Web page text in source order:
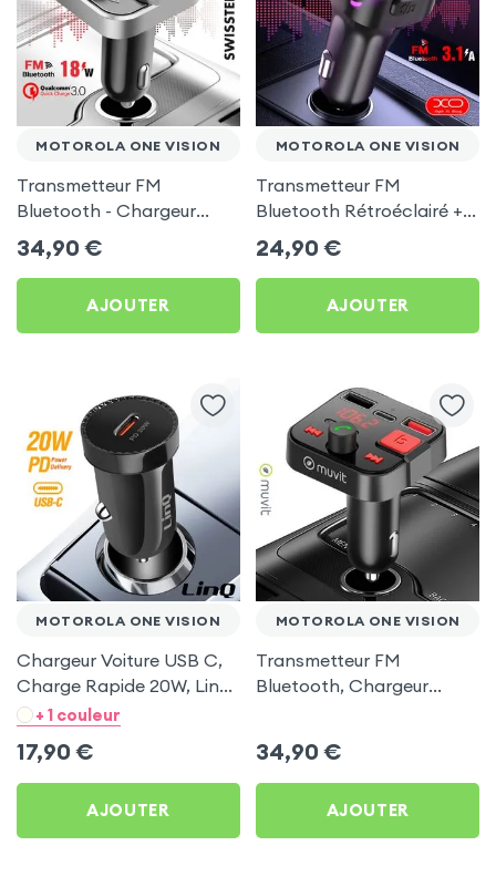
MOTOROLA ONE VISION
Transmetteur FM
Bluetooth - Chargeur
Voiture USB C + USB -
Swissten
34,90 €
AJOUTER
MOTOROLA ONE VISION
Transmetteur FM
Bluetooth Rétroéclairé +
Chargeur Voiture USB C
et USB - XO
24,90 €
AJOUTER
MOTOROLA ONE VISION
Chargeur Voiture USB C,
Charge Rapide 20W, LinQ
- Noir pour Motorola One
+ 1 couleur
17,90 €
AJOUTER
MOTOROLA ONE VISION
Transmetteur FM
Bluetooth, Chargeur
34,90 €
AJOUTER